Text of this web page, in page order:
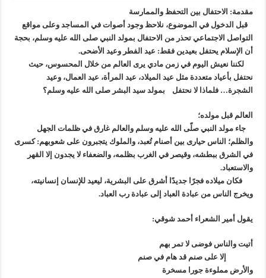
مقدمة: الاحتفال بين التحفظ والممارسة
قبل الدخول في الموضوع، نلاحظ وجود أصوات في المساجد وعلى مواقع
التواصل الاجتماعي تحذر من الاحتفال بمولد النبي صلى الله عليه وسلم، بحجة
أن الإسلام يحتفل بعيدين فقط: عيد الفطر وعيد الأضحى.
لكننا نعيش اليوم في زمن مادي يرى العالم من خلال المحسوس، حيث
نحتفل بأعياد متعددة مثل عيد الميلاد، عيد المرأة، عيد العمال، وعيد
الشجرة… فلماذا لا نحتفل بمولد سيد البشر صلى الله عليه وسلم؟
العالم قبل مولده؛
جاء مولد النبي صلّى الله عليه وسلم والعالم غارق في ظلمات الجهل
والظلم؛ الناس حيارى بين أصنام تُعبد، والملوك يتجبرون على شعوبهم: كسرى
في الشرق ببطشه، وقيصر في الغرب بظلمه، والضعفاء لا يجدون إلا القهر
والاستعباد.
فكان ميلاده فجرًا جديدًا أشرق على البشرية، ليعيد للإنسان إنسانيته،
ويخرج الناس من عبادة العباد إلى عبادة رب العباد.
يقول أمير الشعراء أحمد شوقي:
أتيت والناس فوضى لا تمر بهم
إلا على صنم قد هام في صنم
والأرض مملوءة جورا مسخرة